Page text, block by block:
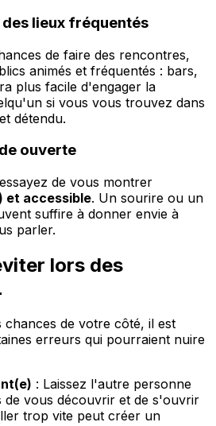
lieux fréquentés
de faire des rencontres,
animés et fréquentés : bars,
plus facile d'engager la
si vous vous trouvez dans
détendu.
ouverte
de vous montrer
et accessible. Un sourire ou un
suffire à donner envie à
parler.
lors des
de votre côté, il est
erreurs qui pourraient nuire
: Laissez l'autre personne
de vous découvrir et de s'ouvrir
trop vite peut créer un